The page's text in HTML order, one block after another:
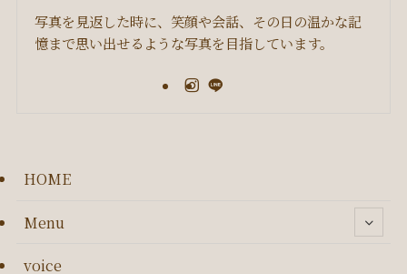
写真を見返した時に、笑顔や会話、その日の温かな記
憶まで思い出せるような写真を目指しています。
HOME
Menu
voice